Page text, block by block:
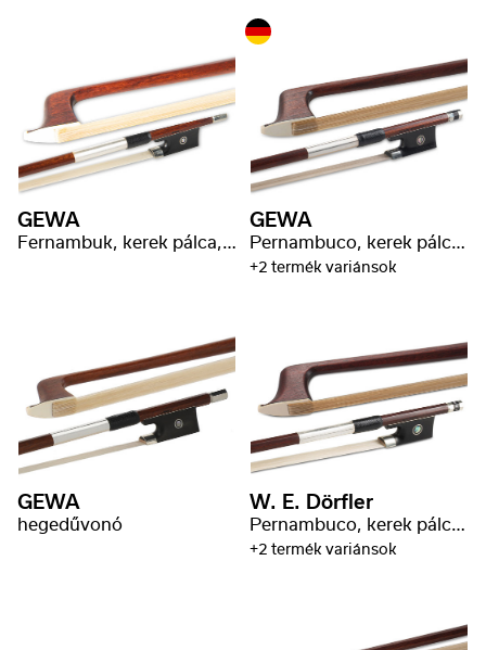
GEWA
Fernambuk, kerek pálca, P. Baron bélyeg
GEWA
Pernambuco, kerek pálca, nikkelezüst tekercselés
+2 termék variánsok
GEWA
hegedűvonó
W. E. Dörfler
Pernambuco, kerek pálca, nikkelezüst
+2 termék variánsok